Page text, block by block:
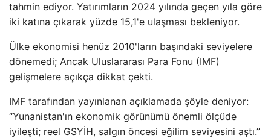
tahmin ediyor. Yatırımların 2024 yılında geçen yıla göre
iki katına çıkarak yüzde 15,1'e ulaşması bekleniyor.
Ülke ekonomisi henüz 2010'ların başındaki seviyelere
dönemedi; Ancak Uluslararası Para Fonu (IMF)
gelişmelere açıkça dikkat çekti.
IMF tarafından yayınlanan açıklamada şöyle deniyor:
“Yunanistan'ın ekonomik görünümü önemli ölçüde
iyileşti; reel GSYİH, salgın öncesi eğilim seviyesini aştı.”